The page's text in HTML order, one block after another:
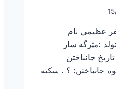
عظیمی نام
:مێرگە سار
جانباختن
و نحوه جانباختن: ؟ . سکته